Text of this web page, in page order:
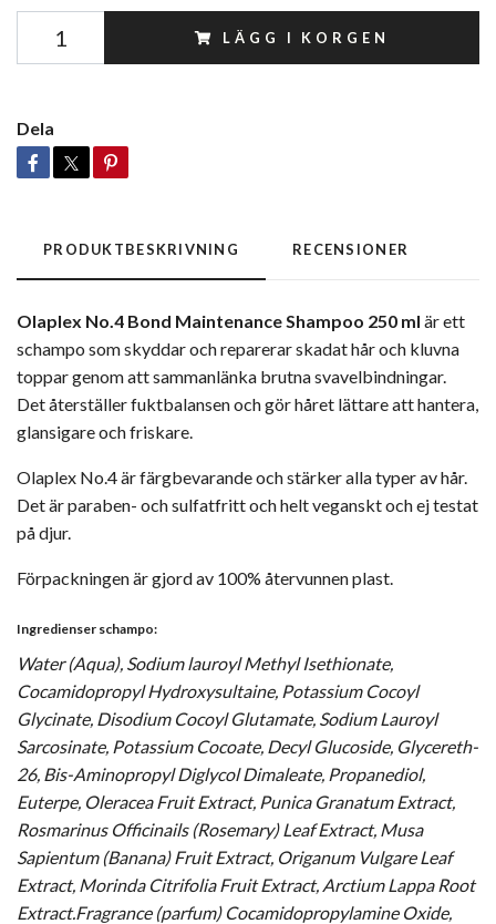
LÄGG I KORGEN
Dela
PRODUKTBESKRIVNING RECENSIONER
Olaplex No.4 Bond Maintenance Shampoo 250 ml är ett
schampo som skyddar och reparerar skadat hår och kluvna
toppar genom att sammanlänka brutna svavelbindningar.
Det återställer fuktbalansen och gör håret lättare att hantera,
glansigare och friskare.
Olaplex No.4 är färgbevarande och stärker alla typer av hår.
Det är paraben- och sulfatfritt och helt veganskt och ej testat
på djur.
Förpackningen är gjord av 100% återvunnen plast.
Ingredienser schampo:
Water (Aqua), Sodium lauroyl Methyl Isethionate,
Cocamidopropyl Hydroxysultaine, Potassium Cocoyl
Glycinate, Disodium Cocoyl Glutamate, Sodium Lauroyl
Sarcosinate, Potassium Cocoate, Decyl Glucoside, Glycereth-
26, Bis-Aminopropyl Diglycol Dimaleate, Propanediol,
Euterpe, Oleracea Fruit Extract, Punica Granatum Extract,
Rosmarinus Officinails (Rosemary) Leaf Extract, Musa
Sapientum (Banana) Fruit Extract, Origanum Vulgare Leaf
Extract, Morinda Citrifolia Fruit Extract, Arctium Lappa Root
Extract.Fragrance (parfum) Cocamidopropylamine Oxide,